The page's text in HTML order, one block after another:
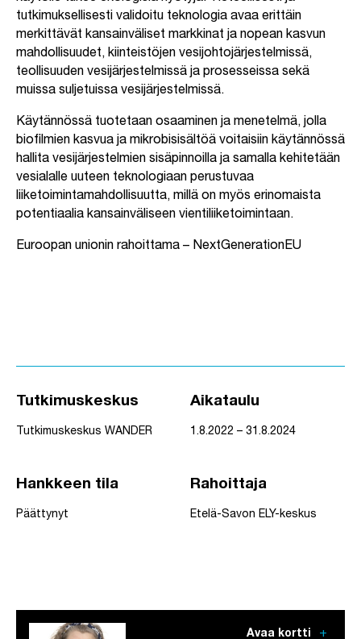
tutkimuksellisesti validoitu teknologia avaa erittäin
merkittävät kansainväliset markkinat ja nopean kasvun
mahdollisuudet, kiinteistöjen vesijohtojärjestelmissä,
teollisuuden vesijärjestelmissä ja prosesseissa sekä
muissa suljetuissa vesijärjestelmissä.
Käytännössä tuotetaan osaaminen ja menetelmä, jolla
biofilmien kasvua ja mikrobisisältöä voitaisiin käytännössä
hallita vesijärjestelmien sisäpinnoilla ja samalla kehitetään
vesialalle uuteen teknologiaan perustuvaa
liiketoimintamahdollisuutta, millä on myös erinomaista
potentiaalia kansainväliseen vientiliiketoimintaan.
Euroopan unionin rahoittama – NextGenerationEU
Tutkimuskeskus
Tutkimuskeskus WANDER
Aikataulu
1.8.2022 – 31.8.2024
Hankkeen tila
Päättynyt
Rahoittaja
Etelä-Savon ELY-keskus
Avaa kortti add